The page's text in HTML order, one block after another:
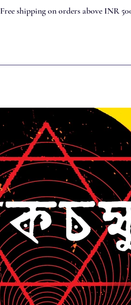
Free shipping on orders above INR